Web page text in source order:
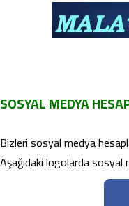
SOSYAL MEDYA
Bizleri sosyal medya
Aşağıdaki logolarda sosyal